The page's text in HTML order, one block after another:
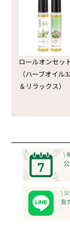
ロールオンセッ
（ハーブオイル
＆リラックス）